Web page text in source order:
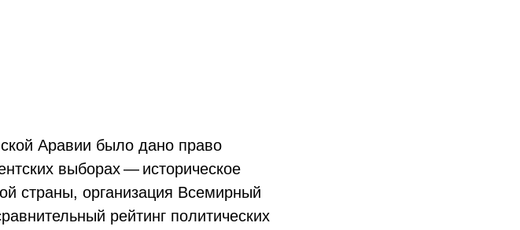
Аравии было дано право
выборах — историческое
страны, организация Всемирный
рейтинг политических